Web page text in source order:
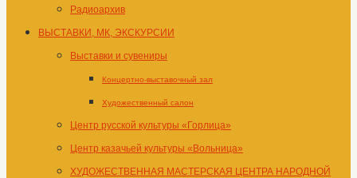
Радиоархив
ВЫСТАВКИ, МК, ЭКСКУРСИИ
Выставки и сувениры
Концертно-выставочный зал
Художественный салон
Центр русской культуры «Горлица»
Центр казачьей культуры «Вольница»
ХУДОЖЕСТВЕННАЯ МАСТЕРСКАЯ ЦЕНТРА НАРОДНОЙ